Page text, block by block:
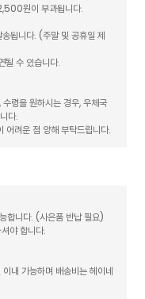
원이 부과됩니다.
됩니다. (주말 및 공휴일 제
될 수 있습니다.
령을 원하시는 경우, 우체국
다.
어려운 점 양해 부탁드립니다.
합니다. (사은품 반납 필요)
야 합니다.
내 가능하며 배송비는 헤이네